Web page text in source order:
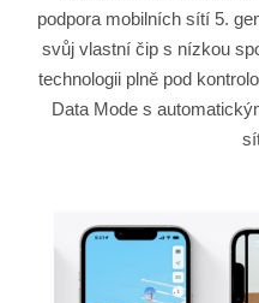
podpora mobilních sítí 5.
svůj vlastní čip s nízkou
technologii plně pod
Data Mode s